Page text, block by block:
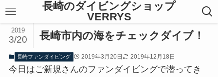
長崎のダイビングショップ
VERRYS
長崎市内の海をチェックダイブ！
2019
3/20
長崎ファンダイビング 2019年3月20日 2019年12月18日
今日はご新規さんのファンダイビングで潜ってき